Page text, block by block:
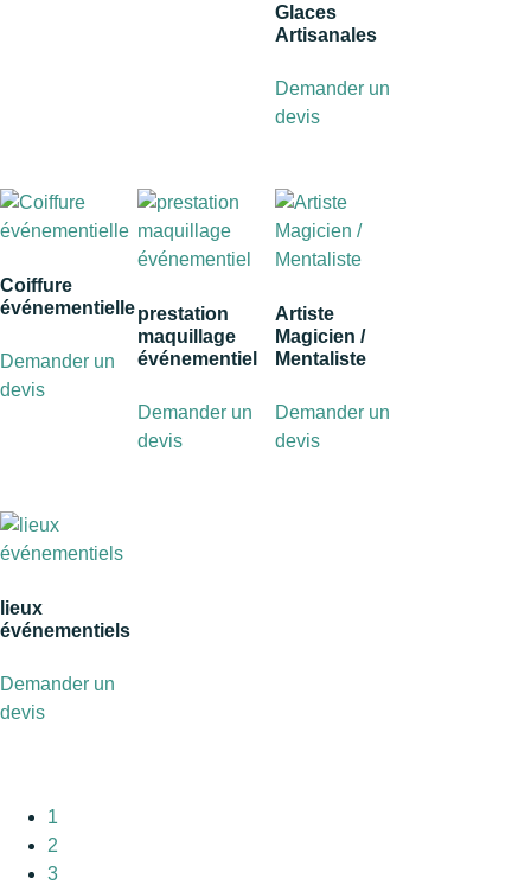
Glaces
Artisanales
Demander un
devis
Coiffure
événementielle
Demander un
devis
prestation
maquillage
événementiel
Demander un
devis
Artiste
Magicien /
Mentaliste
Demander un
devis
lieux
événementiels
Demander un
devis
1
2
3